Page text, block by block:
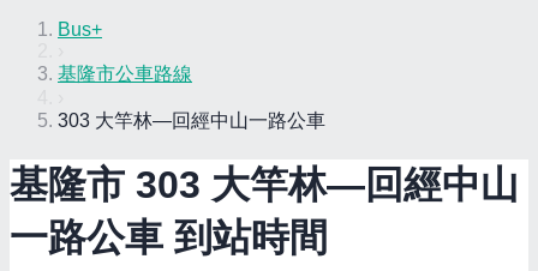
Bus+
基隆市公車路線
303 大竿林—回經中山一路公車
基隆市 303 大竿林—回經中山
一路公車 到站時間